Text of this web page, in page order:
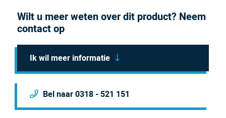
Wilt u meer weten over dit product? Neem
contact op
Ik wil meer informatie
Bel naar 0318 - 521 151